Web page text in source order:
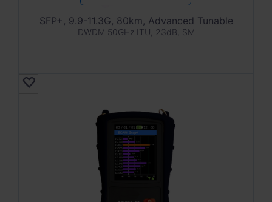
SFP+, 9.9-11.3G, 80km, Advanced Tunable
DWDM 50GHz ITU, 23dB, SM